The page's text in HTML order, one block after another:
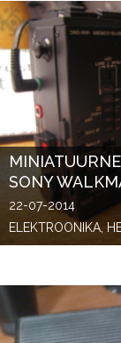
SONY
22-07-2014
ELEKTROONIKA,